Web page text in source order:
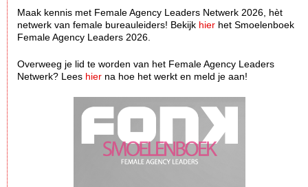
Maak kennis met Female Agency Leaders Netwerk 2026, hèt
netwerk van female bureauleiders! Bekijk hier het Smoelenboek
Female Agency Leaders 2026.
Overweeg je lid te worden van het Female Agency Leaders
Netwerk? Lees hier na hoe het werkt en meld je aan!